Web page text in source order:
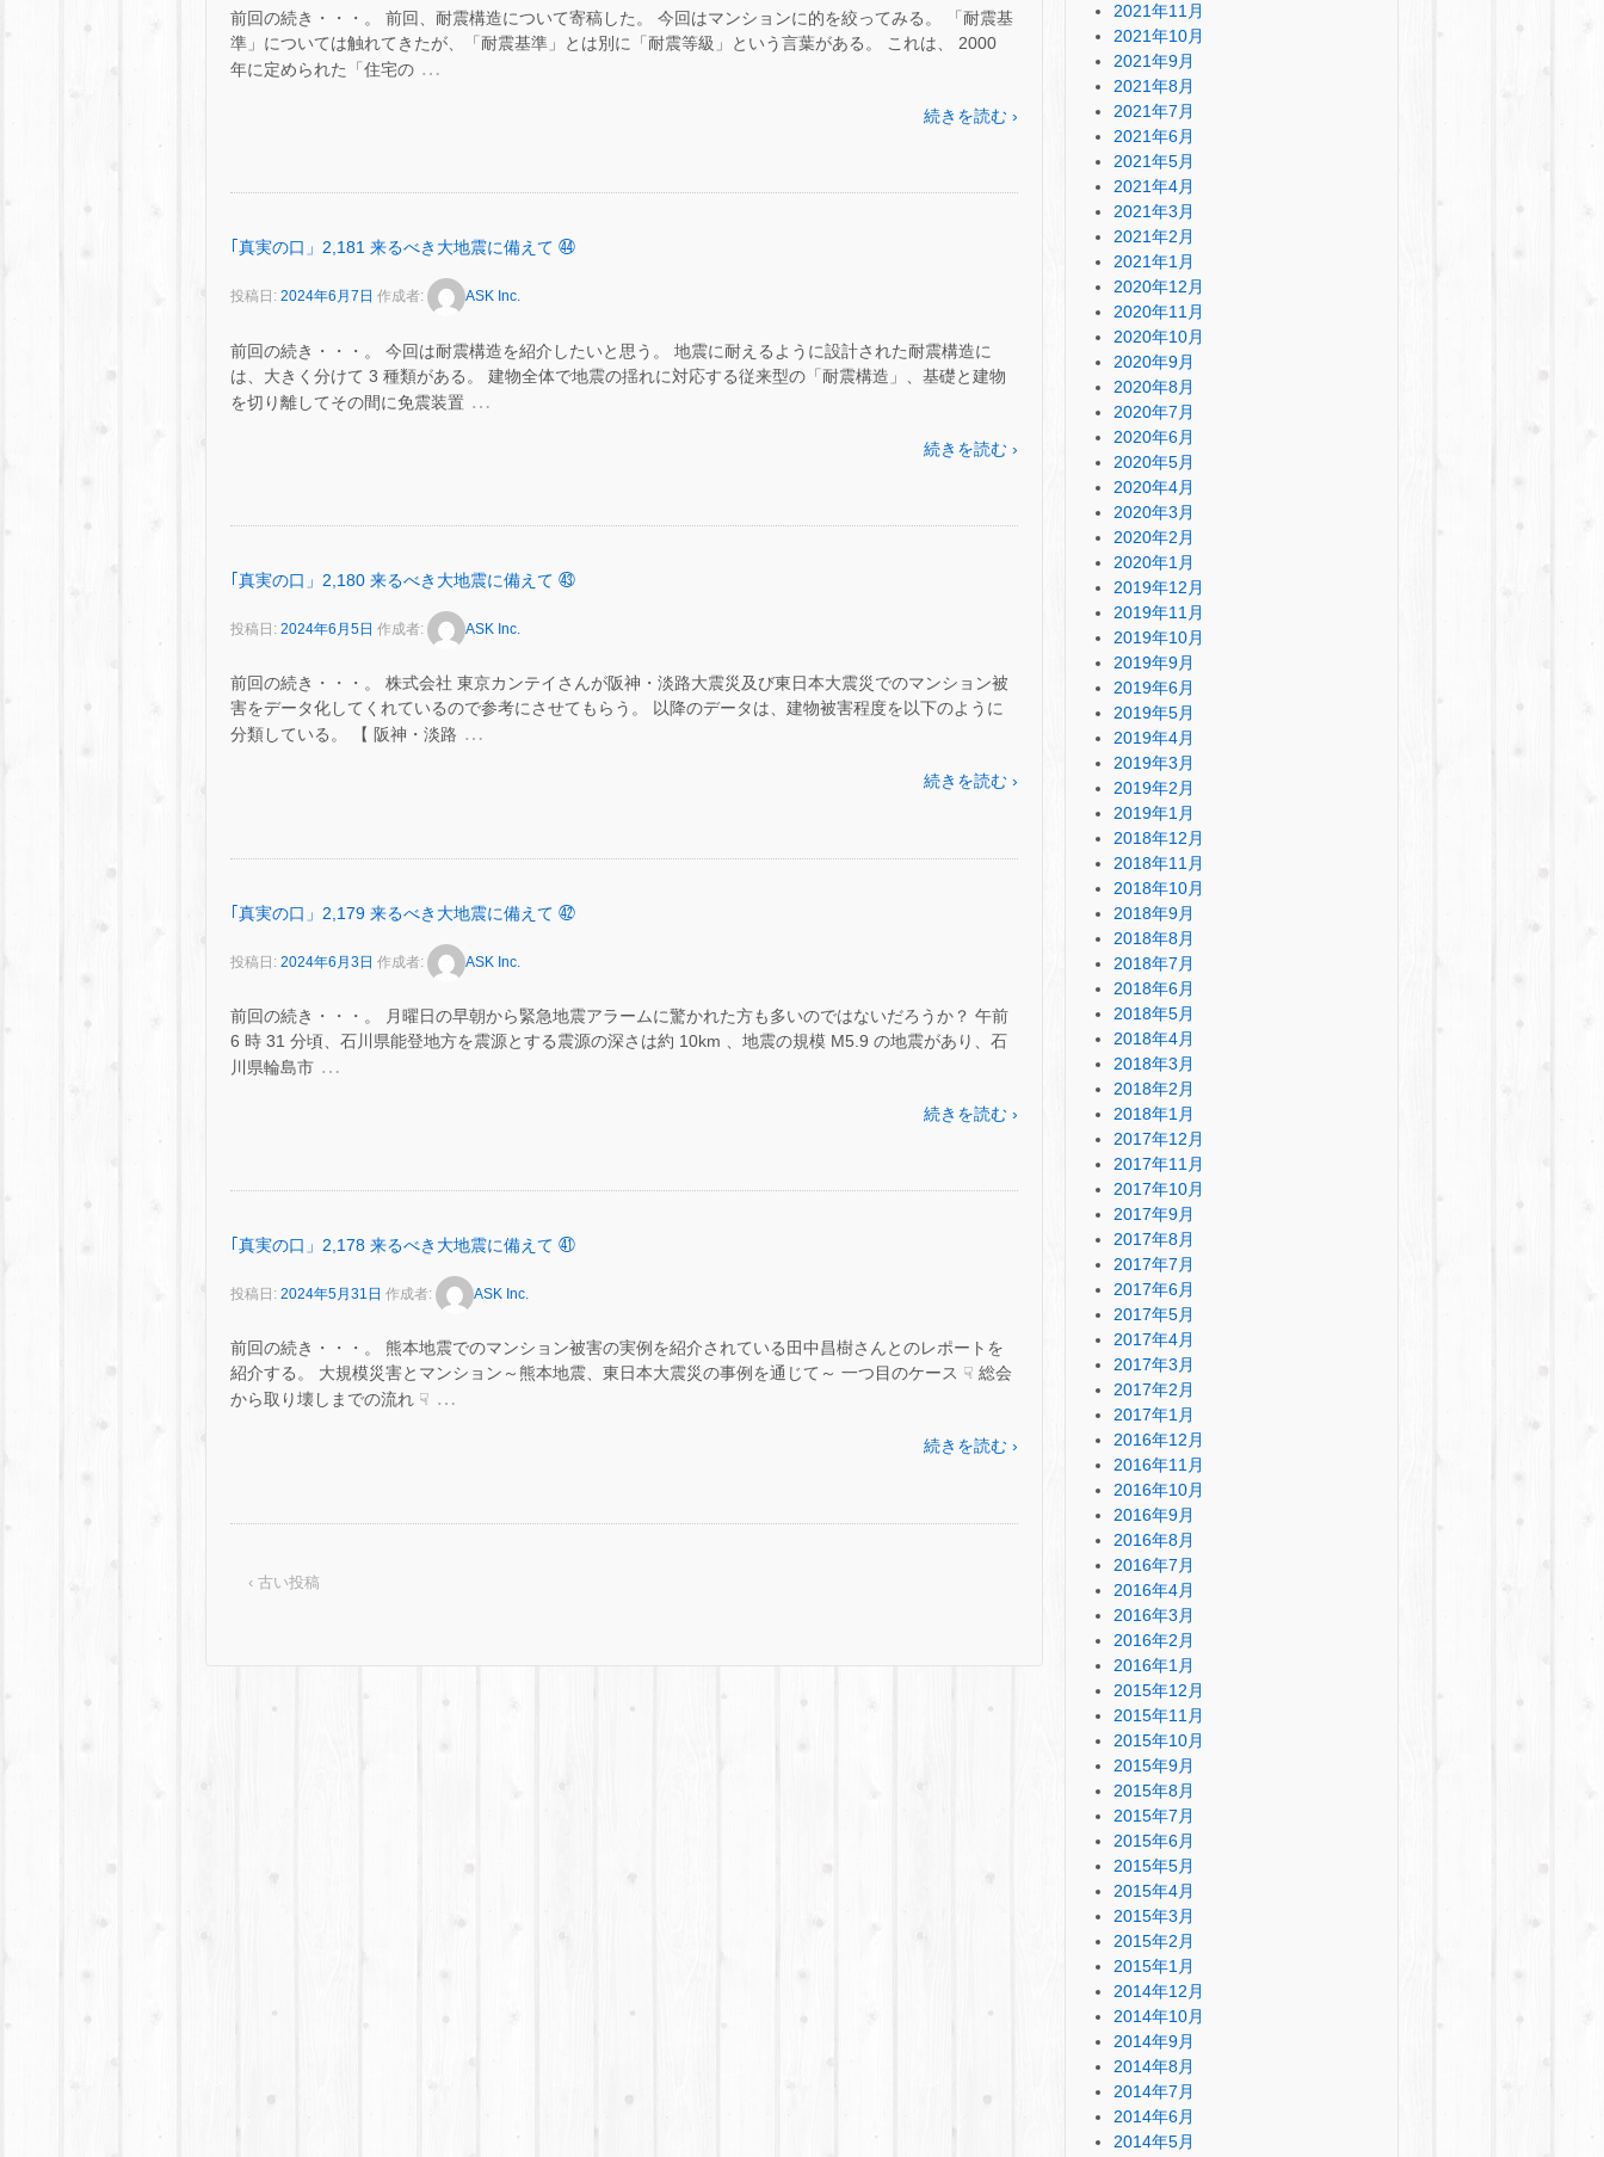
前回の続き・・・。 前回、耐震構造について寄稿した。 今回はマンションに的を絞ってみる。 「耐震基
準」については触れてきたが、「耐震基準」とは別に「耐震等級」という言葉がある。 これは、 2000
年に定められた「住宅の …
続きを読む ›
｢真実の口」2,181 来るべき大地震に備えて ㊹
投稿日: 2024年6月7日 作成者: ASK Inc.
前回の続き・・・。 今回は耐震構造を紹介したいと思う。 地震に耐えるように設計された耐震構造に
は、大きく分けて 3 種類がある。 建物全体で地震の揺れに対応する従来型の「耐震構造」、基礎と建物
を切り離してその間に免震装置 …
続きを読む ›
｢真実の口」2,180 来るべき大地震に備えて ㊸
投稿日: 2024年6月5日 作成者: ASK Inc.
前回の続き・・・。 株式会社 東京カンテイさんが阪神・淡路大震災及び東日本大震災でのマンション被
害をデータ化してくれているので参考にさせてもらう。 以降のデータは、建物被害程度を以下のように
分類している。 【 阪神・淡路 …
続きを読む ›
｢真実の口」2,179 来るべき大地震に備えて ㊷
投稿日: 2024年6月3日 作成者: ASK Inc.
前回の続き・・・。 月曜日の早朝から緊急地震アラームに驚かれた方も多いのではないだろうか？ 午前
6 時 31 分頃、石川県能登地方を震源とする震源の深さは約 10km 、地震の規模 M5.9 の地震があり、石
川県輪島市 …
続きを読む ›
｢真実の口」2,178 来るべき大地震に備えて ㊶
投稿日: 2024年5月31日 作成者: ASK Inc.
前回の続き・・・。 熊本地震でのマンション被害の実例を紹介されている田中昌樹さんとのレポートを
紹介する。 大規模災害とマンション～熊本地震、東日本大震災の事例を通じて～ 一つ目のケース ☟ 総会
から取り壊しまでの流れ ☟ …
続きを読む ›
‹ 古い投稿
2021年11月
2021年10月
2021年9月
2021年8月
2021年7月
2021年6月
2021年5月
2021年4月
2021年3月
2021年2月
2021年1月
2020年12月
2020年11月
2020年10月
2020年9月
2020年8月
2020年7月
2020年6月
2020年5月
2020年4月
2020年3月
2020年2月
2020年1月
2019年12月
2019年11月
2019年10月
2019年9月
2019年6月
2019年5月
2019年4月
2019年3月
2019年2月
2019年1月
2018年12月
2018年11月
2018年10月
2018年9月
2018年8月
2018年7月
2018年6月
2018年5月
2018年4月
2018年3月
2018年2月
2018年1月
2017年12月
2017年11月
2017年10月
2017年9月
2017年8月
2017年7月
2017年6月
2017年5月
2017年4月
2017年3月
2017年2月
2017年1月
2016年12月
2016年11月
2016年10月
2016年9月
2016年8月
2016年7月
2016年4月
2016年3月
2016年2月
2016年1月
2015年12月
2015年11月
2015年10月
2015年9月
2015年8月
2015年7月
2015年6月
2015年5月
2015年4月
2015年3月
2015年2月
2015年1月
2014年12月
2014年10月
2014年9月
2014年8月
2014年7月
2014年6月
2014年5月